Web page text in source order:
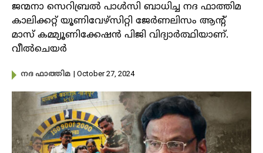
ജന്മനാ സെറിബ്രൽ പാൾസി ബാധിച്ച നദ ഫാത്തിമ
കാലിക്കറ്റ് യൂണിവേഴ്‌സിറ്റി ജേർണലിസം ആൻ്റ്
മാസ് കമ്മ്യൂണിക്കേഷൻ പിജി വിദ്യാർത്ഥിയാണ്.
വീൽചെയർ
നദ ഫാത്തിമ | October 27, 2024